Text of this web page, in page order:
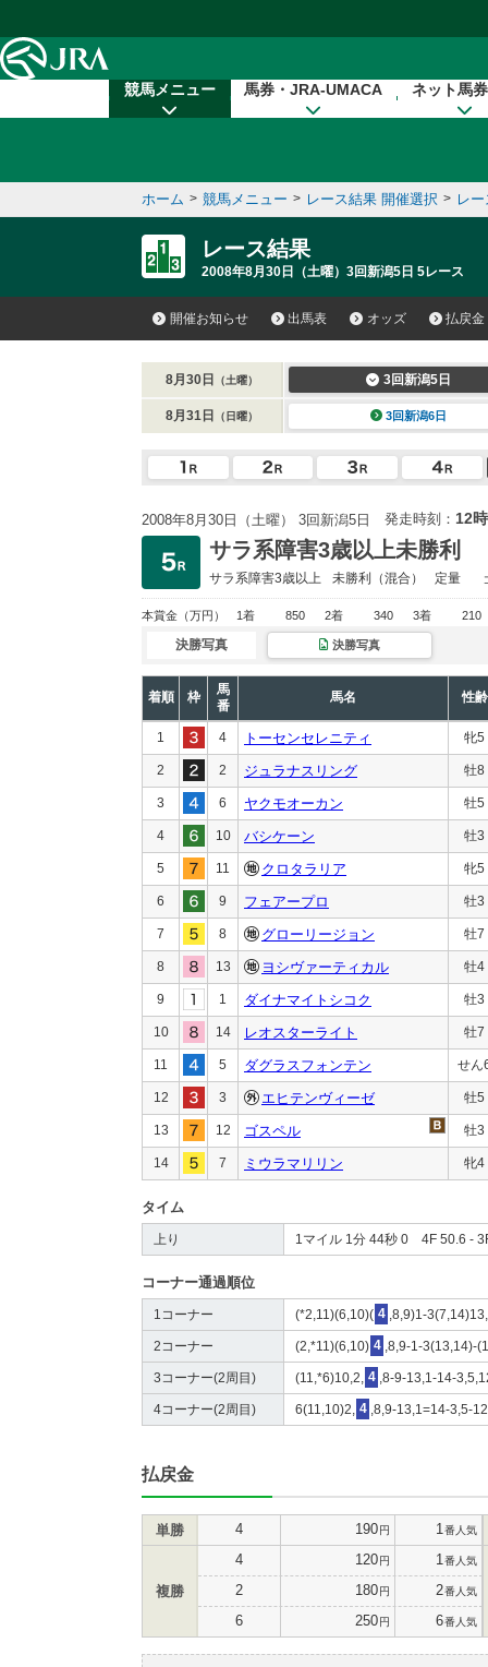
競馬メニュー 馬券・JRA-UMACA ネット馬
ホーム > 競馬メニュー > レース結果 開催選択 > レ
レース結果
2008年8月30日（土曜）3回新潟5日 5レース
開催お知らせ 出馬表 オッズ 払戻金
8月30日 （土曜） 3回新潟5日
8月31日 （日曜） 3回新潟6日
2008年8月30日（土曜） 3回新潟5日 発走時刻： 12
サラ系障害3歳以上未勝利
サラ系障害3歳以上 未勝利 （混合） 定量
本賞金 （万円） 1着 850 2着 340 3着 210
決勝写真 決勝写真
着順 枠
馬
番
馬名 性齢
1 4 トーセンセレニティ 牝5
2 2 ジュラナスリング 牡8
3 6 ヤクモオーカン 牡5
4 10 バシケーン 牡3
5 11 クロタラリア 牝5
6 9 フェアープロ 牡3
7 8 グローリージョン 牡7
8 13 ヨシヴァーティカル 牡4
9 1 ダイナマイトシコク 牡3
10 14 レオスターライト 牡7
11 5 ダグラスフォンテン せん
12 3 エヒテンヴィーゼ 牡5
13 12 ゴスペル 牡3
14 7 ミウラマリリン 牝4
タイム
上り 1マイル 1分 44秒 0 4F 50.6 -
コーナー通過順位
1コーナー (*2,11)(6,10)( 4 ,8,9)1-
2コーナー (2,*11)(6,10) 4 ,8,9-1-3(13,14)-
3コーナー(2周目) (11,*6)10,2, 4 ,8-9-13,1-14-
4コーナー(2周目) 6(11,10)2, 4 ,8,9-13,1=14-3,5-
払戻金
単勝 4 190円 1 番人気
複勝
4 120円 1 番人気
2 180円 2番人気
6 250円 6番人気